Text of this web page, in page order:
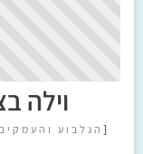
וילה
[ הגלבוע והעמקים